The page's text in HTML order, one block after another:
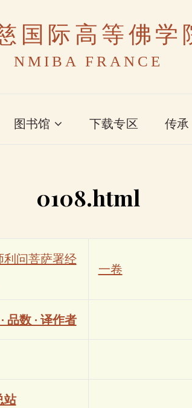
国际高等佛学
NMIBA FRANCE
图书馆 下载专区 传承
0108.html
利问菩萨署经
一卷
品数 · 译作者
站